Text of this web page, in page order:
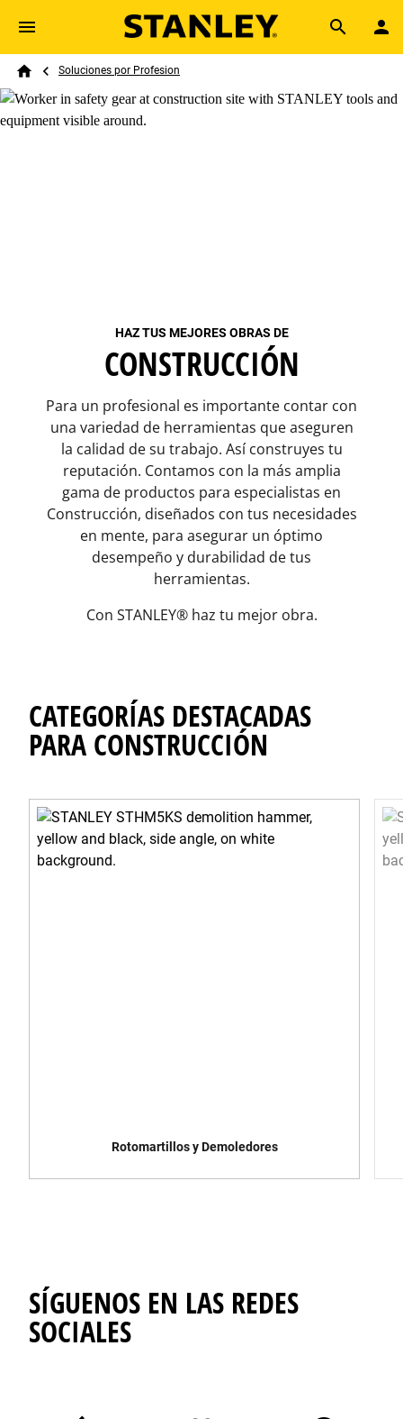
Skip to main content
Search
Breadcrumb
Soluciones por Profesion
HAZ TUS MEJORES OBRAS DE
CONSTRUCCIÓN
Para un profesional es importante contar con
una variedad de herramientas que aseguren
la calidad de su trabajo. Así construyes tu
reputación. Contamos con la más amplia
gama de productos para especialistas en
Construcción, diseñados con tus necesidades
en mente, para asegurar un óptimo
desempeño y durabilidad de tus
herramientas.
Con STANLEY® haz tu mejor obra.
CATEGORÍAS DESTACADAS
PARA CONSTRUCCIÓN
Rotomartillos y Demoledores
SÍGUENOS EN LAS REDES
SOCIALES